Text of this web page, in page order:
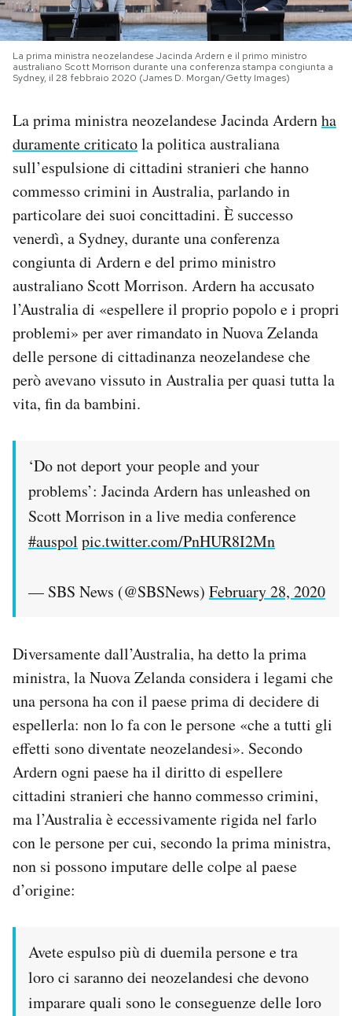
SHOP
AREA PERSONALE
Area Personale
Newsletter
Notifiche mobile
Regala il Post
Hai bisogno di aiuto?
Esci
La prima ministra neozelandese Jacinda Ardern e il primo ministro
australiano Scott Morrison durante una conferenza stampa congiunta a
Sydney, il 28 febbraio 2020 (James D. Morgan/Getty Images)
La prima ministra neozelandese Jacinda Ardernha
duramente criticatola politica australiana
sull’espulsione di cittadini stranieri che hanno
commesso crimini in Australia, parlando in
particolare dei suoi concittadini. È successo
venerdì, a Sydney, durante una conferenza
congiunta di Ardern e del primo ministro
australiano Scott Morrison. Ardern ha accusato
l’Australia di «espellere il proprio popolo e i propri
problemi» per aver rimandato in Nuova Zelanda
delle persone di cittadinanza neozelandese che
però avevano vissuto in Australia per quasi tutta la
vita, fin da bambini.
‘Do not deport your people and your
problems’: Jacinda Ardern has unleashed on
Scott Morrison in a live media conference
#auspol pic.twitter.com/PnHUR8I2Mn
— SBS News (@SBSNews) February 28, 2020
Diversamente dall’Australia, ha detto la prima
ministra, la Nuova Zelanda considera i legami che
una persona ha con il paese prima di decidere di
espellerla: non lo fa con le persone «che a tutti gli
effetti sono diventate neozelandesi». Secondo
Ardern ogni paese ha il diritto di espellere
cittadini stranieri che hanno commesso crimini,
ma l’Australia è eccessivamente rigida nel farlo
con le persone per cui, secondo la prima ministra,
non si possono imputare delle colpe al paese
d’origine:
Avete espulso più di duemila persone e tra
loro ci saranno dei neozelandesi che devono
imparare quali sono le conseguenze delle loro